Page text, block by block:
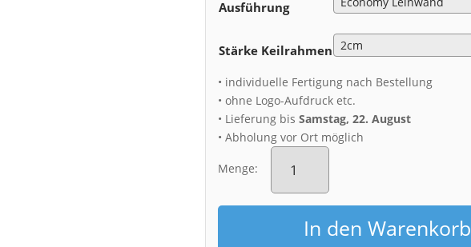
Ausführung
Stärke Keilrahmen
• individuelle Fertigung nach Bestellung
• ohne Logo-Aufdruck etc.
• Lieferung bisSamstag, 22. August
• Abholung vor Ort möglich
Menge:
Leinwand
(01384)
über
Dresden
MengeIn den Warenkorb